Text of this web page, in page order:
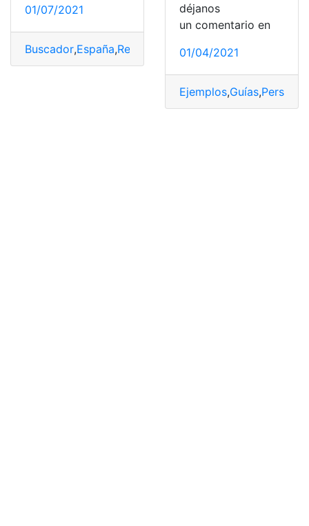
01/07/2021
Buscador,España,Referencia Referencia castral
déjanos
un comentario en
01/04/2021
Ejemplos,Guías,Personal